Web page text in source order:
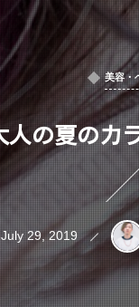
美容・
人の夏のカ
July 29,2019